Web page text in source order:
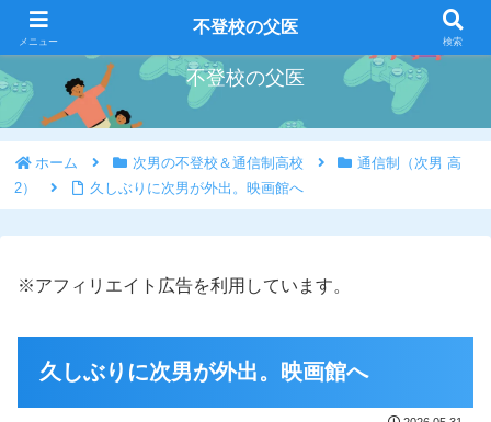
好きな事を好きな時にやろう
不登校の父医
ホーム 次男の不登校＆通信制高校
通信制（次男 高
2）
久しぶりに次男が外出。映画館へ
※アフィリエイト広告を利用しています。
久しぶりに次男が外出。映画館へ
メニュー
不登校の父医
検索